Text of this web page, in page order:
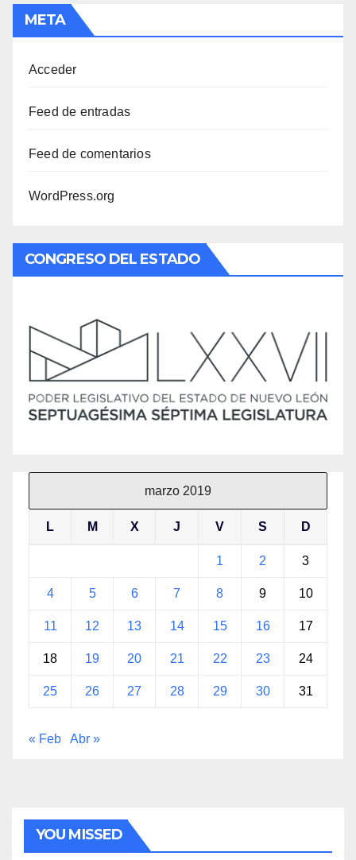
META
Acceder
Feed de entradas
Feed de comentarios
WordPress.org
CONGRESO DEL ESTADO
marzo 2019
L M X J V S D
1 2 3
4 5 6 7 8 9 10
11 12 13 14 15 16 17
18 19 20 21 22 23 24
25 26 27 28 29 30 31
« Feb Abr »
YOU MISSED